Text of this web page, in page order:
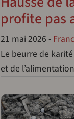
profite pas
21 mai 2026 -
Le beurre de
et de